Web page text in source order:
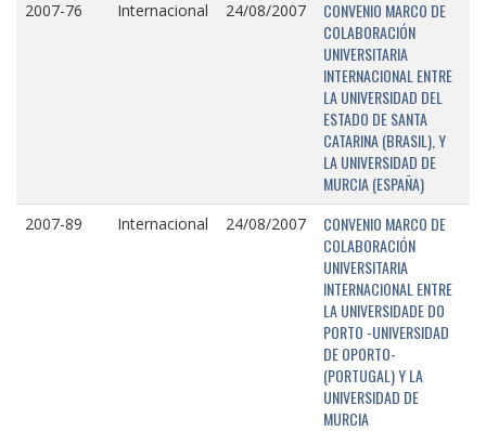
2007-76 Internacional 24/08/2007
CONVENIO MARCO DE
COLABORACIÓN
UNIVERSITARIA
INTERNACIONAL ENTRE
LA UNIVERSIDAD DEL
ESTADO DE SANTA
CATARINA (BRASIL), Y
LA UNIVERSIDAD DE
MURCIA (ESPAÑA)
2007-89 Internacional 24/08/2007
CONVENIO MARCO DE
COLABORACIÓN
UNIVERSITARIA
INTERNACIONAL ENTRE
LA UNIVERSIDADE DO
PORTO -UNIVERSIDAD
DE OPORTO-
(PORTUGAL) Y LA
UNIVERSIDAD DE
MURCIA